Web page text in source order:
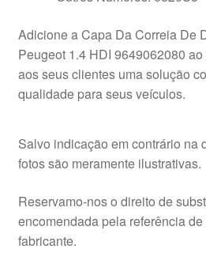
Adicione a Capa Da Correia De
Peugeot 1.4 HDI 9649062080
aos seus clientes uma solução
qualidade para seus veículos.
Salvo indicação em contrário na
fotos são meramente ilustrativas.
Reservamo-nos o direito de
encomendada pela referência
fabricante.